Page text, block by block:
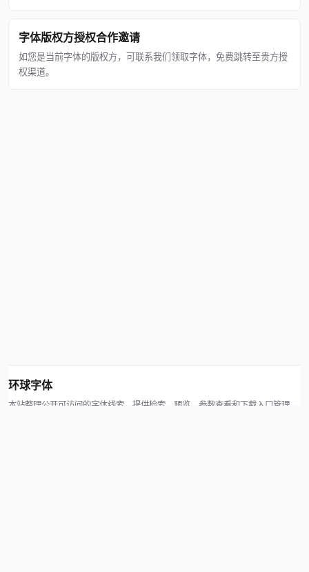
字体版权方授权合作邀请
如您是当前字体的版权方，可联系我们领取字体，免费跳转至贵方授
权渠道。
环球字体
本站整理公开可访问的字体线索，提供检索、预览、参数查看和下载入口管理。